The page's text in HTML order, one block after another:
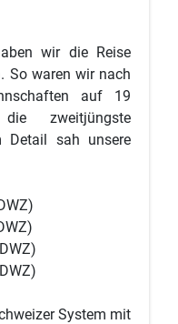
wir die Reise
So waren wir nach
auf 19
zweitjüngste
Detail sah unsere
System mit